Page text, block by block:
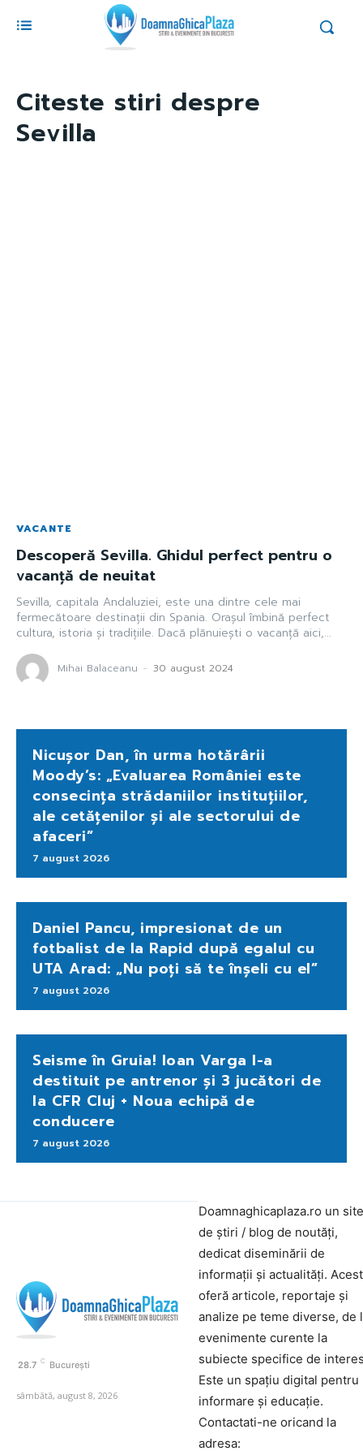
Citeste stiri despre
Sevilla
VACANTE
Descoperă Sevilla. Ghidul perfect pentru o
vacanță de neuitat
Sevilla, capitala Andaluziei, este una dintre cele mai
fermecătoare destinații din Spania. Orașul îmbină perfect
cultura, istoria și tradițiile. Dacă plănuiești o vacanță aici,...
Mihai Balaceanu - 30 august 2024
Nicușor Dan, în urma hotărârii
Moody’s: „Evaluarea României este
consecința strădaniilor instituțiilor,
ale cetățenilor și ale sectorului de
afaceri”
7 august 2026
Daniel Pancu, impresionat de un
fotbalist de la Rapid după egalul cu
UTA Arad: „Nu poți să te înșeli cu el”
7 august 2026
Seisme în Gruia! Ioan Varga l-a
destituit pe antrenor și 3 jucători de
la CFR Cluj + Noua echipă de
conducere
7 august 2026
28.7 C București
sâmbătă, august 8, 2026
Doamnaghicaplaza.ro un site
de știri / blog de noutăți,
dedicat diseminării de
informații și actualități.
oferă articole, reportaje și
analize pe teme diverse, de
evenimente curente la
subiecte specifice de
Este un spațiu digital pentru
informare și educație.
Contactati-ne oricand la
adresa: